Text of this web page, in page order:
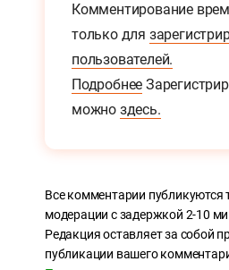
Комментирование
только для
пользователей.
Подробнее
можно здесь.
Все комментарии публикуются
модерации с задержкой 2-10
Редакция оставляет за собой
публикации вашего